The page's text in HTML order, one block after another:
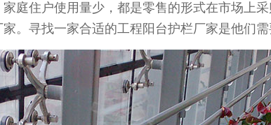
住户使用量少，都是零售的形式在市场上采
。寻找一家合适的工程阳台护栏厂家是他们需